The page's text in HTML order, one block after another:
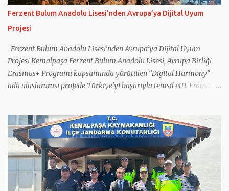
balıkçıda tezgah başına geçti. Renkli görüntülere sahne olan
anlarda Hamza Dağ ve Galip Atar, müşterilere balık tarttı.
Kemalpaşa Ziraat Odası Başkanlığı’nı da ziyaret eden Dağ ve
beraberindekiler buradan sonra Erzurum ...
Ferzent Bulum Anadolu Lisesi’nden Avrupa’ya Dijital Uyum
Projesi
Ferzent Bulum Anadolu Lisesi’nden Avrupa’ya Dijital Uyum
Projesi Kemalpaşa Ferzent Bulum Anadolu Lisesi, Avrupa Birliği
Erasmus+ Programı kapsamında yürütülen “Digital Harmony”
adlı uluslararası projede Türkiye’yi başarıyla temsil etti. Fransa
kurumları katıldı. Projede gençlerin dijital okuryazarlık
becerilerinin geliştirilmesi, sosyal medyanın bilinçli kullanımı,
dijital güvenlik ve ruh sağlığı konularında farkındalık
oluşturulması hedeflendi. Çalışmalar kapsamında öğretmen ve
öğrencilerin kullanımına yönelik eğitim materyalleri
hazırlanırken, sağlıklı teknoloji kullanımını destekleyen Digital